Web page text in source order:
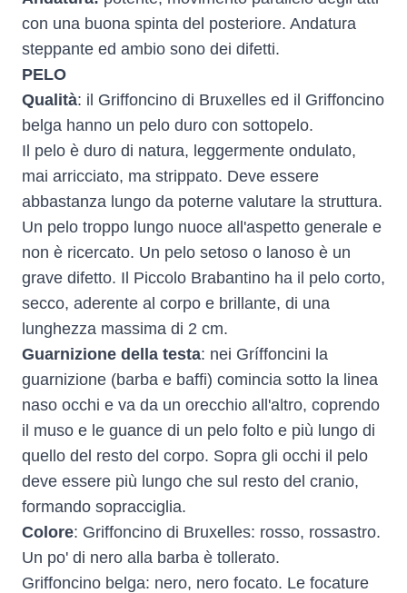
con una buona spinta del posteriore. Andatura
steppante ed ambio sono dei difetti.
PELO
Qualità: il Griffoncino di Bruxelles ed il Griffoncino
belga hanno un pelo duro con sottopelo.
Il pelo è duro di natura, leggermente ondulato,
mai arricciato, ma strippato. Deve essere
abbastanza lungo da poterne valutare la struttura.
Un pelo troppo lungo nuoce all'aspetto generale e
non è ricercato. Un pelo setoso o lanoso è un
grave difetto. Il Piccolo Brabantino ha il pelo corto,
secco, aderente al corpo e brillante, di una
lunghezza massima di 2 cm.
Guarnizione della testa: nei Gríffoncini la
guarnizione (barba e baffi) comincia sotto la linea
naso occhi e va da un orecchio all'altro, coprendo
il muso e le guance di un pelo folto e più lungo di
quello del resto del corpo. Sopra gli occhi il pelo
deve essere più lungo che sul resto del cranio,
formando sopracciglia.
Colore: Griffoncino di Bruxelles: rosso, rossastro.
Un po' di nero alla barba è tollerato.
Griffoncino belga: nero, nero focato. Le focature